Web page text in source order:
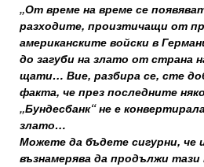
„От време на време се
разходите, произтичащи от
американските войски в
до загуби на злато от страна
щати… Вие, разбира се, сте
факта, че през последните
„Бундесбанк“ не е
злато…
Можете да бъдете сигурни, че
възнамерява да продължи